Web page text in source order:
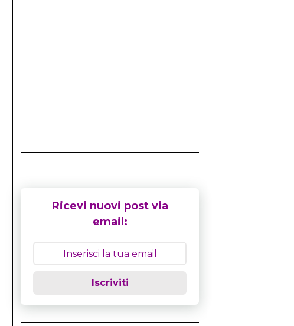
Ricevi nuovi post via
email:
Iscriviti